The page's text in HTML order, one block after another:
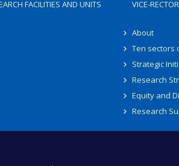
FACILITIES AND UNITS VICE-
About
Ten sectors
Strategic
Research
Equity and
Research